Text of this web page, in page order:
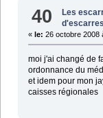
40 Les
« le: 26 octobre 2008
moi j'ai changé de
ordonnance du
et idem pour mon
caisses régionales